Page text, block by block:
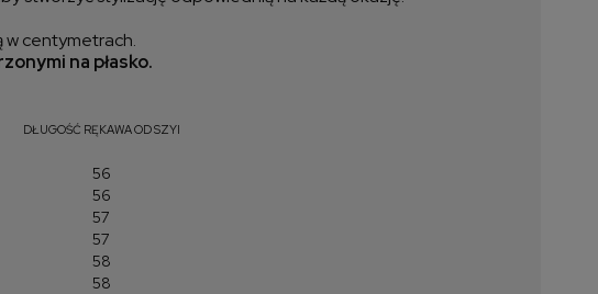
w centymetrach.
na płasko.
DŁUGOŚĆ RĘKAWA OD SZYI
56
56
57
57
58
58